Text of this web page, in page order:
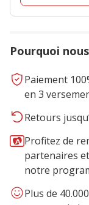
Pourquoi
Paiement
en 3
Retours
Profitez de
partenaires
notre
Plus de